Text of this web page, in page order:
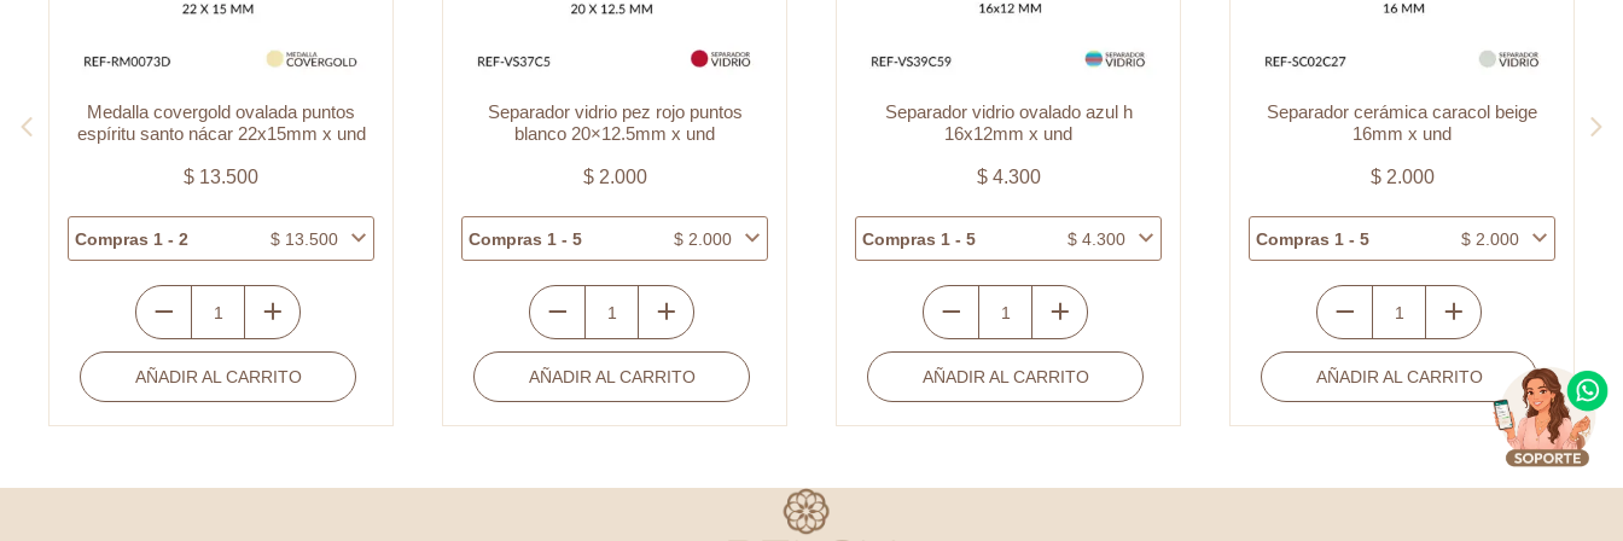
Medalla covergold ovalada puntos
espíritu santo nácar 22x15mm x und
$ 13.500
Compras 1 - 2 $ 13.500
Medalla
covergold
ovalada
AÑADIR AL CARRITO
Separador vidrio pez rojo puntos
blanco 20×12.5mm x und
$2.000
Compras 1 - 5 $ 2.000
Separador
vidrio
pez
AÑADIR AL CARRITO
Separador vidrio ovalado azul h
16x12mm x und
$4.300
Compras 1 - 5 $ 4.300
Separador
vidrio
ovalado
AÑADIR AL CARRITO
Separador cerámica caracol beige
16mm x und
$2.000
Compras 1 - 5 $ 2.000
Separador
cerámica
caracol
AÑADIR AL CARRITO